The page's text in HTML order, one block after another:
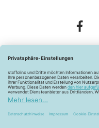
Widerrufsbelehrung
Barrierefreiheitserklärung